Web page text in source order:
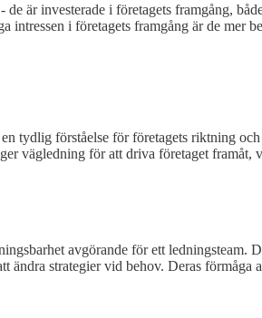
är investerade i företagets framgång,
i företagets framgång är de mer
tydlig förståelse för företagets riktning
vägledning för att driva företaget
avgörande för ett
ändra strategier vid behov. Deras